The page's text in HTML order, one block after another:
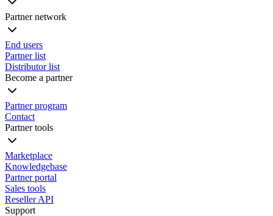
Partner network
End users
Partner list
Distributor list
Become a partner
Partner program
Contact
Partner tools
Marketplace
Knowledgebase
Partner portal
Sales tools
Reseller API
Support